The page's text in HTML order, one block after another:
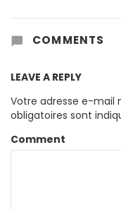
COMMENTS
LEAVE A REPLY
Votre adresse e-mail
obligatoires sont
Comment